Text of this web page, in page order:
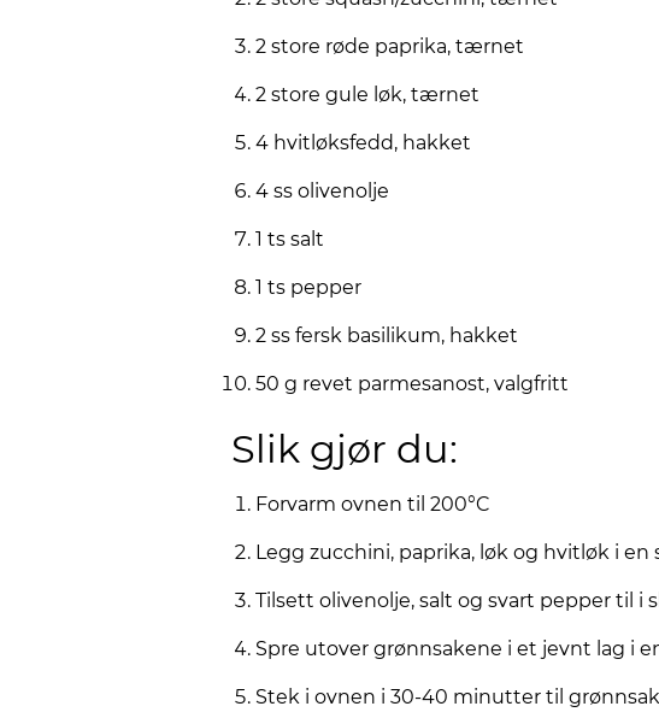
2 store røde paprika, tærnet
2 store gule løk, tærnet
4 hvitløksfedd, hakket
4 ss olivenolje
1 ts salt
1 ts pepper
2 ss fersk basilikum, hakket
50 g revet parmesanost, valgfritt
Slik gjør du:
Forvarm ovnen til 200°C
Legg zucchini, paprika, løk og hvitløk i en
Tilsett olivenolje, salt og svart pepper til i
Spre utover grønnsakene i et jevnt lag i
Stek i ovnen i 30-40 minutter til